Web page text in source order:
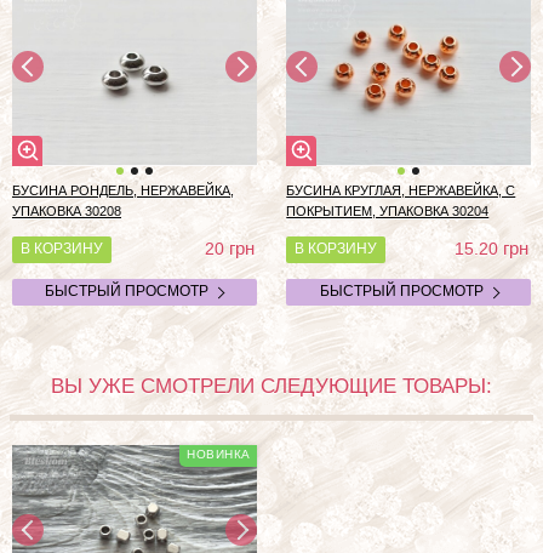
БУСИНА РОНДЕЛЬ, НЕРЖАВЕЙКА,
УПАКОВКА 30208
В КОРЗИНУ 20грн
БЫСТРЫЙ ПРОСМОТР
БУСИНА КРУГЛАЯ, НЕРЖАВЕЙКА, С
ПОКРЫТИЕМ, УПАКОВКА 30204
В КОРЗИНУ 15.20грн
БЫСТРЫЙ ПРОСМОТР
ВЫ УЖЕ СМОТРЕЛИ СЛЕДУЮЩИЕ ТОВАРЫ: